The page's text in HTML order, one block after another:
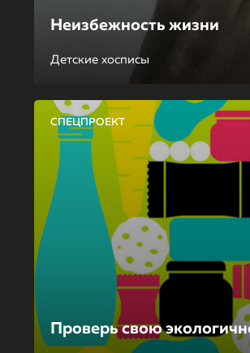
Неизбежность жизни
Детские хосписы
СПЕЦПРОЕКТ
Проверь свою